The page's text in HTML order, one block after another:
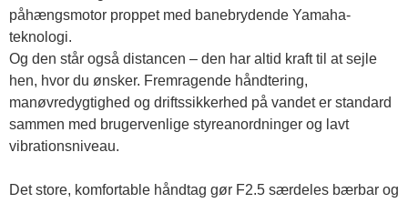
påhængsmotor proppet med banebrydende Yamaha-
teknologi.
Og den står også distancen – den har altid kraft til at sejle
hen, hvor du ønsker. Fremragende håndtering,
manøvredygtighed og driftssikkerhed på vandet er standard
sammen med brugervenlige styreanordninger og lavt
vibrationsniveau.
Det store, komfortable håndtag gør F2.5 særdeles bærbar og